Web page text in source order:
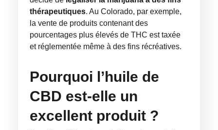
thérapeutiques. Au Colorado, par exemple,
la vente de produits contenant des
pourcentages plus élevés de THC est taxée
et réglementée même à des fins récréatives.
Pourquoi l’huile de
CBD est-elle un
excellent produit ?